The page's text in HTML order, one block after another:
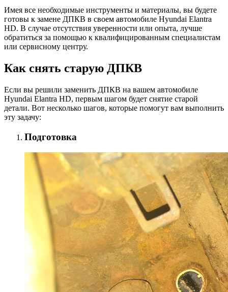
Имея все необходимые инструменты и материалы, вы будете
готовы к замене ДПКВ в своем автомобиле Hyundai Elantra
HD. В случае отсутствия уверенности или опыта, лучше
обратиться за помощью к квалифицированным специалистам
или сервисному центру.
Как снять старую ДПКВ
Если вы решили заменить ДПКВ на вашем автомобиле
Hyundai Elantra HD, первым шагом будет снятие старой
детали. Вот несколько шагов, которые помогут вам выполнить
эту задачу:
Подготовка